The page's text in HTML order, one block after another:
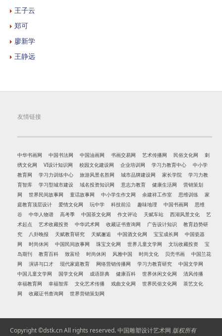
王子云
郑可
廖新学
王静远
友情链接
中华书画网 中国书法网 中国油画网 书画交易网 艺术传播网 民俗文化网
刺
绣文化网
VI设计知识网 校园文化建设网 企业培训网 学习力教育中心
中小学
教育网
学习力训练中心 旅游风景名胜网 城市品牌建设网 家长学院
学习力教
育智库
学习型城市建设 域名投资知识网 意志力教育 健康生活网
营销策划
网
世界民间故事网 童话故事网 中小学生作文网 余建祥工作室 思维训练
家
庭教育顶层设计
爱情文化网 玩中学 科技前沿 趣味地理 中国书画网
思维
谷
中华人物谱 高考季 中国茶文化网 作文评论 天赋车站 西湖风景文化
艺
术起点
艺术收藏投资 中华武术网 收藏证书查询网 广告设计知识
教育趋势研
究
八卦晚报 天赋教育研究 天赋邂逅 中国酒文化网 宝宝成长网
中国瓷器
网
时尚休闲 中国民间故事网 珠宝文化网 世界儿童文学网 文玩收藏投资
宝
岛期刊
教育百科 致富经 时尚休闲 风雅中国 时尚文化 贝壳书画
中国兰花
网
演讲与口才 现代家庭教育 网络营销传播网 学习力教育研究
中国文学网
中国儿童文学网
国学文化网 成语辞典 健康百科 世界休闲文化网
清风传播
幸福教育网
幸福智库 文化艺术传播 戏曲文化网 世界民俗文化网
茶艺文化
网
收藏证书查询网 世界营销策划网
Copyright ©dstk.cn All rights reserved.中国雕塑设计艺术网 版权所有